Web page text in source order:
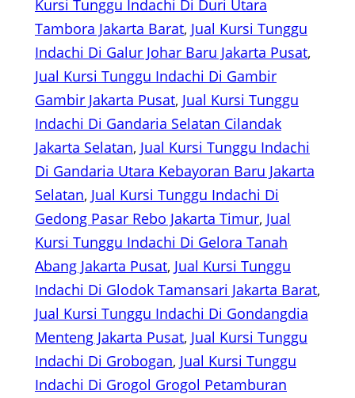
Kursi Tunggu Indachi Di Duri Utara
Tambora Jakarta Barat, Jual Kursi Tunggu
Indachi Di Galur Johar Baru Jakarta Pusat
Jual Kursi Tunggu Indachi Di Gambir
Gambir Jakarta Pusat, Jual Kursi Tunggu
Indachi Di Gandaria Selatan Cilandak
Jakarta Selatan, Jual Kursi Tunggu Indachi
Di Gandaria Utara Kebayoran Baru Jakarta
Selatan, Jual Kursi Tunggu Indachi Di
Gedong Pasar Rebo Jakarta Timur, Jual
Kursi Tunggu Indachi Di Gelora Tanah
Abang Jakarta Pusat, Jual Kursi Tunggu
Indachi Di Glodok Tamansari Jakarta Barat
Jual Kursi Tunggu Indachi Di Gondangdia
Menteng Jakarta Pusat, Jual Kursi Tunggu
Indachi Di Grobogan, Jual Kursi Tunggu
Indachi Di Grogol Grogol Petamburan